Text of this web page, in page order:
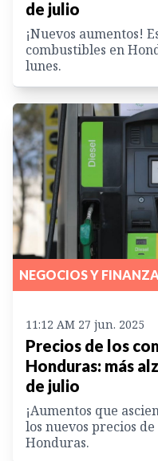
de julio
¡Nuevos aumentos!
combustibles en
lunes.
NEGOCIOS Y
11:12 AM 27 jun. 2025
Precios de los
Honduras: más
de julio
¡Aumentos que
los nuevos precios
Honduras.